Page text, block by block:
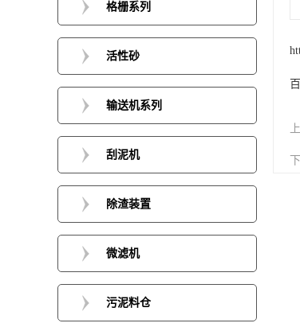
格栅系列
活性砂
输送机系列
刮泥机
除渣装置
微滤机
污泥料仓